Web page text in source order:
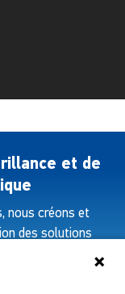
et de
nous créons et
des solutions